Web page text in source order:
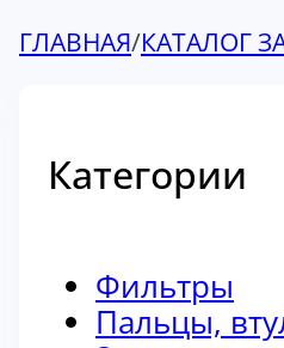
ГЛАВНАЯ/КАТАЛОГ
Категории
Фильтры
Пальцы,